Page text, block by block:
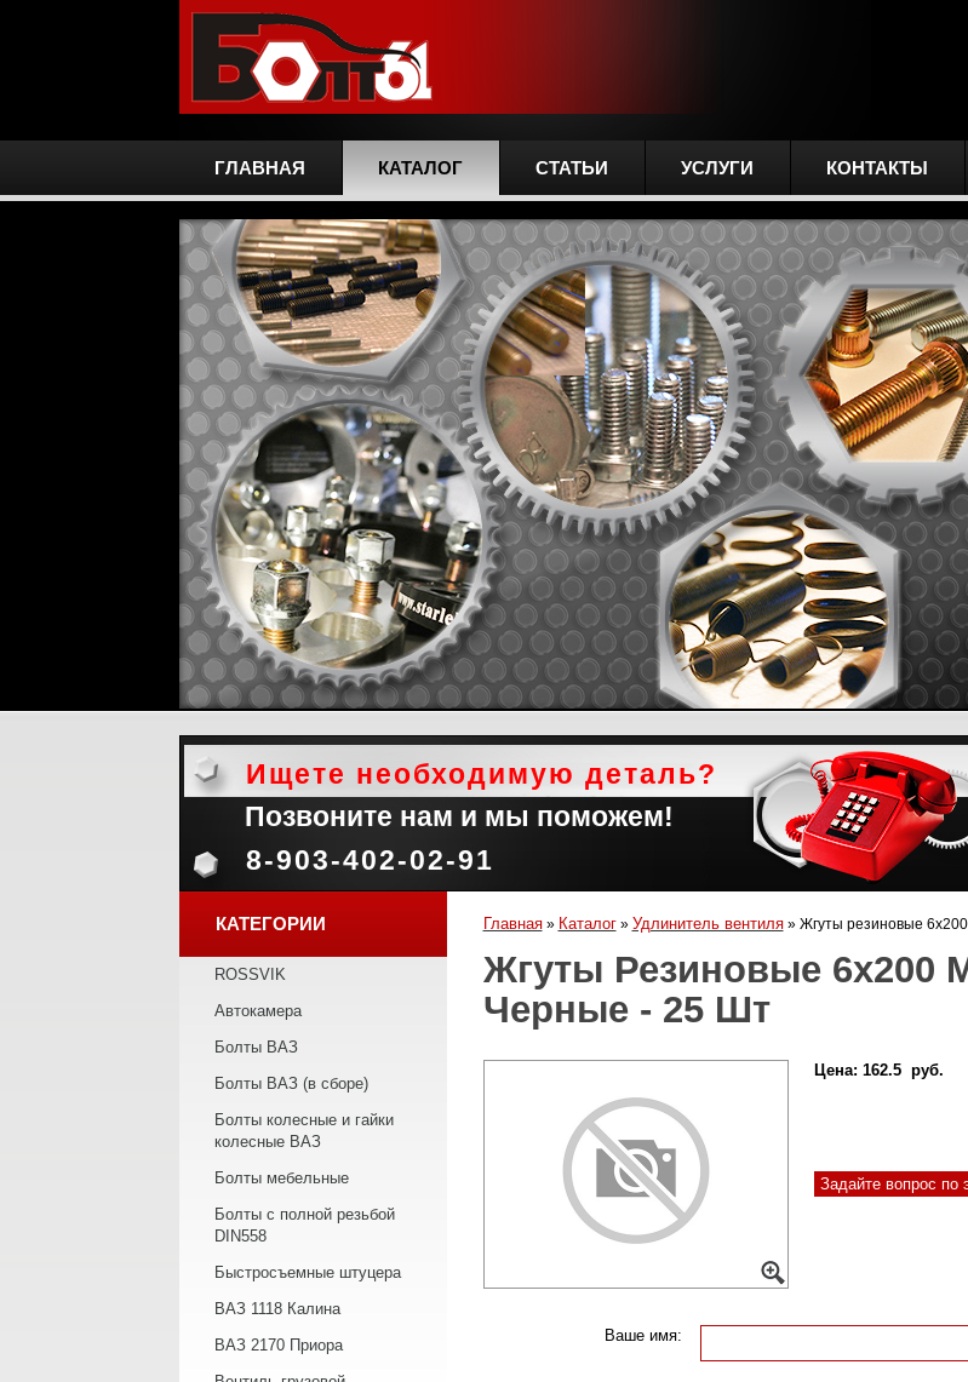
ГЛАВНАЯ КАТАЛОГ СТАТЬИ УСЛУГИ КОНТАКТЫ
Ищете необходимую деталь?
Позвоните нам и мы поможем!
8-903-402-02-91
КАТЕГОРИИ
ROSSVIK
Автокамера
Болты ВАЗ
Болты ВАЗ (в сборе)
Болты колесные и гайки
колесные ВАЗ
Болты мебельные
Болты с полной резьбой
DIN558
Быстросъемные штуцера
ВАЗ 1118 Калина
ВАЗ 2170 Приора
Главная» Каталог» Удлинитель вентиля» Жгуты резиновые
Жгуты Резиновые 6х200
Черные - 25 Шт
Цена: 162.5 руб.
Задайте вопрос по
Ваше имя: